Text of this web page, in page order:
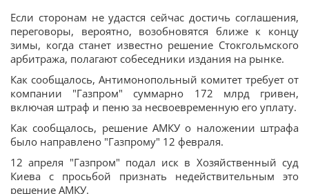
Если сторонам не удастся сейчас достичь соглашения,
переговоры, вероятно, возобновятся ближе к концу
зимы, когда станет известно решение Стокгольмского
арбитража, полагают собеседники издания на рынке.
Как сообщалось, Антимонопольный комитет требует от
компании "Газпром" суммарно 172 млрд гривен,
включая штраф и пеню за несвоевременную его уплату.
Как сообщалось, решение АМКУ о наложении штрафа
было направлено "Газпрому" 12 февраля.
12 апреля "Газпром" подал иск в Хозяйственный суд
Киева с просьбой признать недействительным это
решение АМКУ.